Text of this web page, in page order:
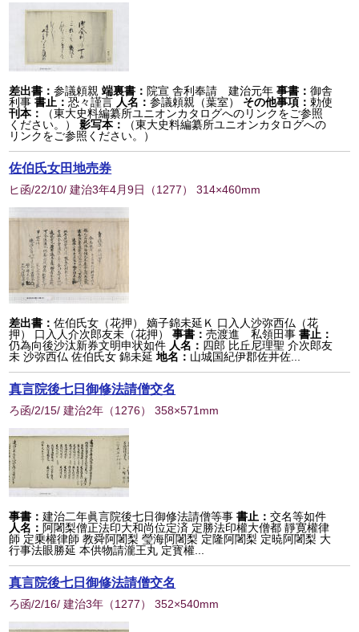
差出書：参議頼親 端裏書： 院宣 舎利奉請 建治元年 事書：御舎
利事書止：恐々謹言 人名：参議頼親（葉室） その他事項：勅使
刊本：
（東大史料編纂所ユニオンカタログへのリンクをご参照
ください。）
影写本：
（東大史料編纂所ユニオンカタログへの
リンクをご参照ください。）
佐伯氏女田地売券
ヒ函/22/10/ 建治3年4月9日 （1277） 314×460mm
差出書：佐伯氏女（花押） 嫡子錦未延Ｋ 口入人沙弥西仏（花
押） 口入人介次郎友未（花押）
事書：売渡進 私領田事書止：
仍為向後沙汰新券文明申状如件 人名： 四郎 比丘尼理聖 介次郎友
未 沙弥西仏 佐伯氏女 錦未延 地名： 山城国紀伊郡佐井佐...
真言院後七日御修法請僧交名
ろ函/2/15/ 建治2年 （1276） 358×571mm
事書：建治二年眞言院後七日御修法請僧等事 書止：交名等如件
人名： 阿闍梨僧正法印大和尚位定済 定勝法印權大僧都 靜寛權律
師 定乗權律師 教舜阿闍梨 瑩海阿闍梨 定隆阿闍梨 定暁阿闍梨 大
行事法眼勝延 本供物請瀧王丸 定寳權...
真言院後七日御修法請僧交名
ろ函/2/16/ 建治3年 （1277） 352×540mm